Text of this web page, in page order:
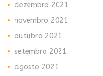
dezembro 2021
novembro 2021
outubro 2021
setembro 2021
agosto 2021